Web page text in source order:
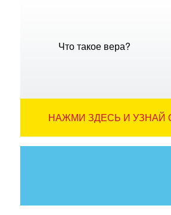
Что такое вера?
НАЖМИ ЗДЕСЬ И УЗНАЙ